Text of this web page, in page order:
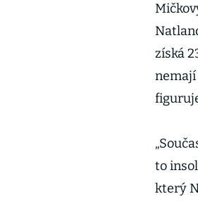
získá
nemají
to
který